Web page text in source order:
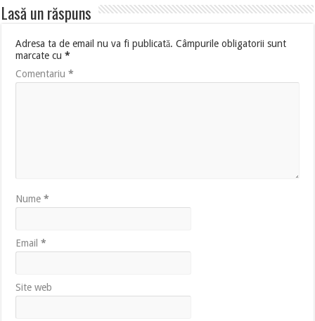
Lasă un răspuns
Adresa ta de email nu va fi publicată. Câmpurile obligatorii sunt
marcate cu*
Comentariu*
Nume*
Email*
Site web